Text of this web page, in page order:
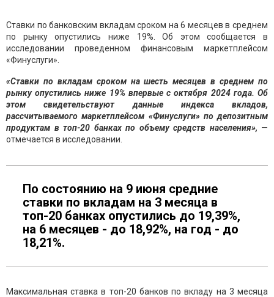
Ставки по банковским вкладам сроком на 6 месяцев в среднем
по рынку опустились ниже 19%. Об этом сообщается в
исследовании проведенном финансовым маркетплейсом
«Финуслуги».
«Ставки по вкладам сроком на шесть месяцев в среднем по
рынку опустились ниже 19% впервые с октября 2024 года. Об
этом свидетельствуют данные индекса вкладов,
рассчитываемого маркетплейсом «Финуслуги» по депозитным
продуктам в топ-20 банках по объему средств населения», —
отмечается в исследовании.
По состоянию на 9 июня средние
ставки по вкладам на 3 месяца в
топ-20 банках опустились до 19,39%,
на 6 месяцев - до 18,92%, на год - до
18,21%.
Максимальная ставка в топ-20 банков по вкладу на 3 месяца